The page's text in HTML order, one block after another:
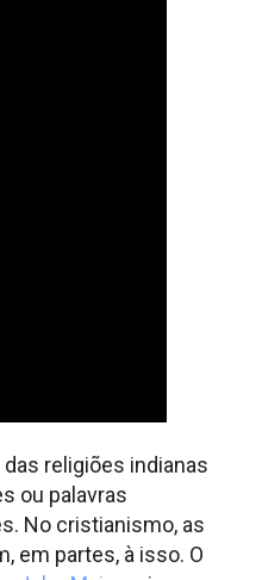
religiões indianas
ou palavras
No cristianismo, as
em partes, à isso. O